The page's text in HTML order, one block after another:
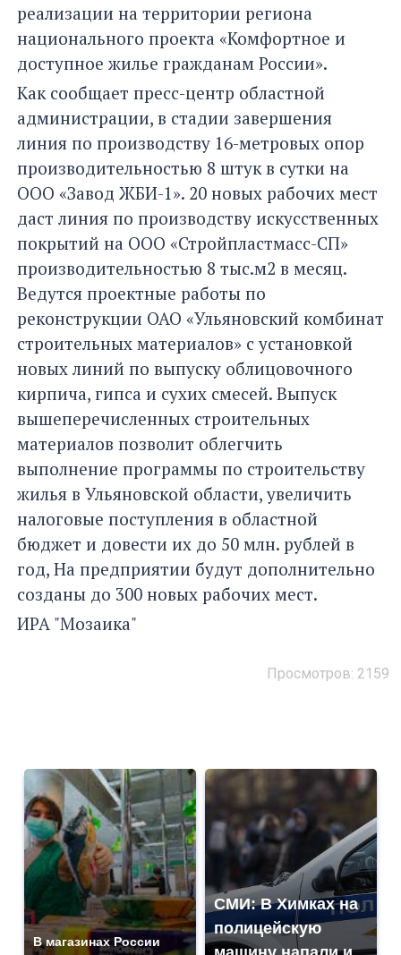
реализации на территории региона
национального проекта «Комфортное и
доступное жилье гражданам России».
Как сообщает пресс-центр областной
администрации, в стадии завершения
линия по производству 16-метровых опор
производительностью 8 штук в сутки на
ООО «Завод ЖБИ-1». 20 новых рабочих мест
даст линия по производству искусственных
покрытий на ООО «Стройпластмасс-СП»
производительностью 8 тыс.м2 в месяц.
Ведутся проектные работы по
реконструкции ОАО «Ульяновский комбинат
строительных материалов» с установкой
новых линий по выпуску облицовочного
кирпича, гипса и сухих смесей. Выпуск
вышеперечисленных строительных
материалов позволит облегчить
выполнение программы по строительству
жилья в Ульяновской области, увеличить
налоговые поступления в областной
бюджет и довести их до 50 млн. рублей в
год, На предприятии будут дополнительно
созданы до 300 новых рабочих мест.
ИРА "Мозаика"
Просмотров: 2159
В магазинах России
СМИ: В Химках на
полицейскую